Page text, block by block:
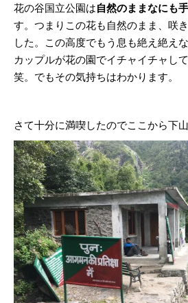
花の谷国立公園は自然のままなにも
す。つまりこの花も自然のまま、咲
した。この高度でもう息も絶え絶え
カップルが花の園でイチャイチャし
笑。でもその気持ちはわかります。
さて十分に満喫したのでここから下山